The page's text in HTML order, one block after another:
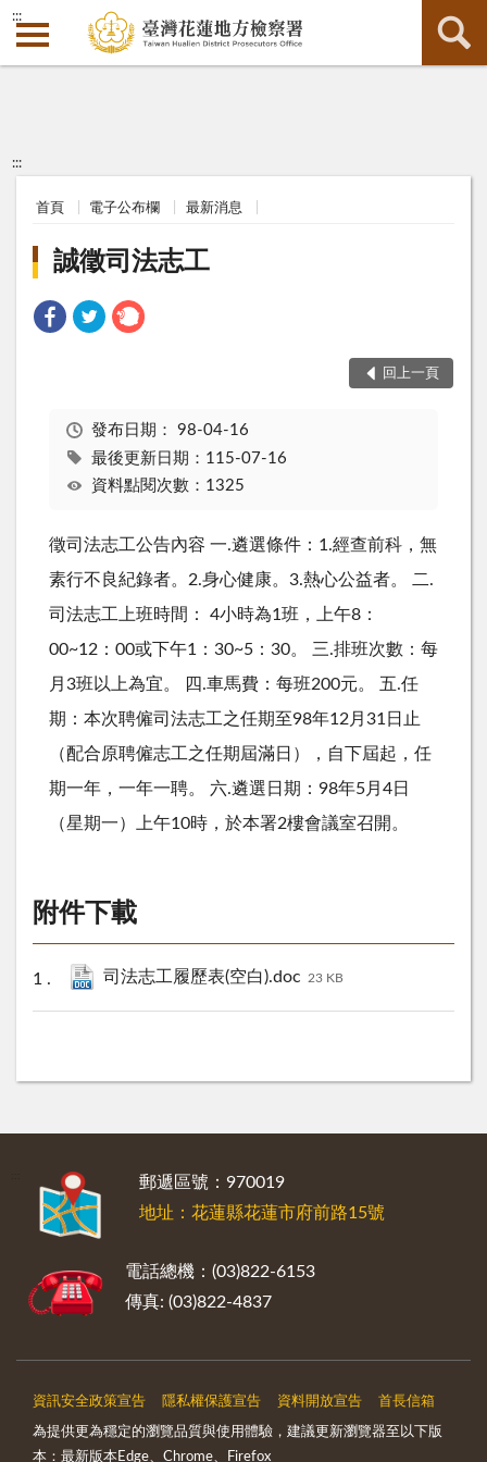
:::
:::
首頁 電子公布欄 最新消息
誠徵司法志工
回上一頁
發布日期： 98-04-16
最後更新日期：115-07-16
資料點閱次數：1325
徵司法志工公告內容 一.遴選條件：1.經查前科，無
素行不良紀錄者。2.身心健康。3.熱心公益者。 二.
司法志工上班時間： 4小時為1班，上午8：
00~12：00或下午1：30~5：30。 三.排班次數：每
月3班以上為宜。 四.車馬費：每班200元。 五.任
期：本次聘僱司法志工之任期至98年12月31日止
（配合原聘僱志工之任期屆滿日），自下屆起，任
期一年，一年一聘。 六.遴選日期：98年5月4日
（星期一）上午10時，於本署2樓會議室召開。
附件下載
司法志工履歷表(空白).doc 23 KB
郵遞區號：970019
地址：花蓮縣花蓮市府前路15號
電話總機：(03)822-6153
傳真: (03)822-4837
資訊安全政策宣告 隱私權保護宣告 資料開放宣告 首長信箱
為提供更為穩定的瀏覽品質與使用體驗，建議更新瀏覽器至以下版
本：最新版本Edge、Chrome、Firefox